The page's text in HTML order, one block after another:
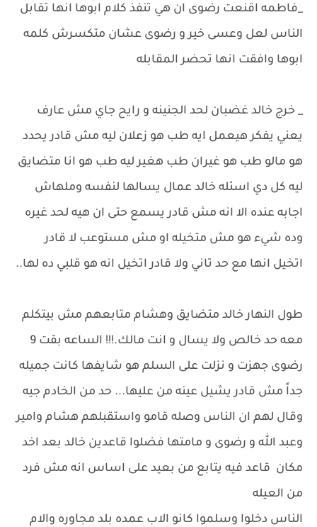
_فاطمه اقنعت رضوى ان هي تنفذ كلام ابوها انها تقابل
الناس لعل وعسى خير و رضوى عشان متكسرش كلمه
ابوها وافقت انها تحضر المقابله
_ خرج خالد غضبان لحد الجنينه و رايح جاي مش عارف
يعني يفكر هيعمل ايه طب هو زعلان ليه مش قادر يحدد
هو مالو طب هو غيران طب هغير ليه طب هو انا متضايق
ليه كل دي اسئله خالد عمال يسالها لنفسه وملهاش
اجابه عنده الا انه مش قادر يسمع حتى ان هيه لحد غيره
وده شيء هو مش متخيله او مش مستوعب لا قادر
اتخيل انها مع حد تاني ولا قادر اتخيل انه هو قلبي ده لها..
طول النهار خالد متضايق وهشام متابعهم مش بيتكلم
معه حد خالص ولا يسال و انت مالك.!!! الساعه بقت 9
رضوى جهزت و نزلت على السلم هو شايفها كانت جميله
جداً مش قادر يشيل عينه من عليها... حد من الخادم جيه
وقال لهم ان الناس وصله قامو واستقبلهم هشام وامير
وعبد الله و رضوى و مامتها فضلوا قاعدين خالد بعد اخد
مكان قاعد فيه يتابع من بعيد على اساس انه مش فرد
من العيله
الناس دخلوا وسلموا كانو الاب عمده بلد مجاوره والام